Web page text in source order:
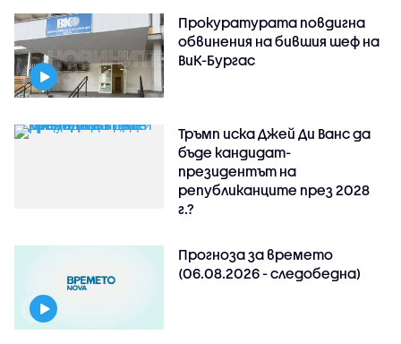
Прокуратурата повдигна
обвинения на бившия шеф на
ВиК-Бургас
Тръмп иска Джей Ди Ванс да
бъде кандидат-
президентът на
републиканците през 2028
г.?
Прогноза за времето
(06.08.2026 - следобедна)